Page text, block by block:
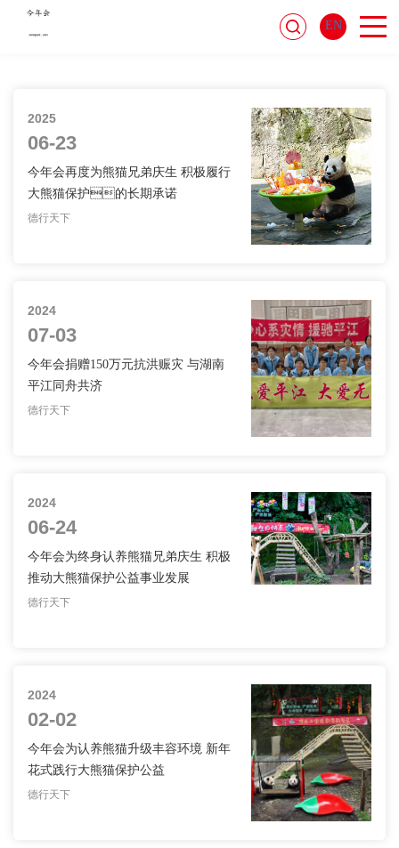
EN
2025
06-23
今年会再度为熊猫兄弟庆生 积极履行
大熊猫保护的长期承诺
德行天下
2024
07-03
今年会捐赠150万元抗洪赈灾 与湖南
平江同舟共济
德行天下
2024
06-24
今年会为终身认养熊猫兄弟庆生 积极
推动大熊猫保护公益事业发展
德行天下
2024
02-02
今年会为认养熊猫升级丰容环境 新年
花式践行大熊猫保护公益
德行天下